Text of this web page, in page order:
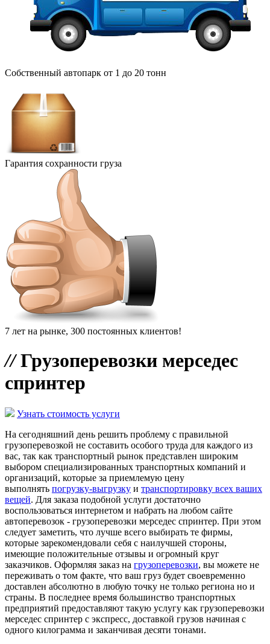
Собственный автопарк от 1 до 20 тонн
Гарантия сохранности груза
7 лет на рынке, 300 постоянных клиентов!
//Грузоперевозки мерседес
спринтер
Узнать стоимость услуги
На сегодняшний день решить проблему с правильной
грузоперевозкой не составить особого труда для каждого из
вас, так как транспортный рынок представлен широким
выбором специализированных транспортных компаний и
организаций, которые за приемлемую цену
выполнять погрузку-выгрузку и транспортировку всех ваших
вещей. Для заказа подобной услуги достаточно
воспользоваться интернетом и набрать на любом сайте
автоперевозок - грузоперевозки мерседес спринтер. При этом
следует заметить, что лучше всего выбирать те фирмы,
которые зарекомендовали себя с наилучшей стороны,
имеющие положительные отзывы и огромный круг
заказчиков. Оформляя заказ на грузоперевозки, вы можете не
переживать о том факте, что ваш груз будет своевременно
доставлен абсолютно в любую точку не только региона но и
страны. В последнее время большинство транспортных
предприятий предоставляют такую услугу как грузоперевозки
мерседес спринтер с экспресс, доставкой грузов начиная с
одного килограмма и заканчивая десяти тонами.